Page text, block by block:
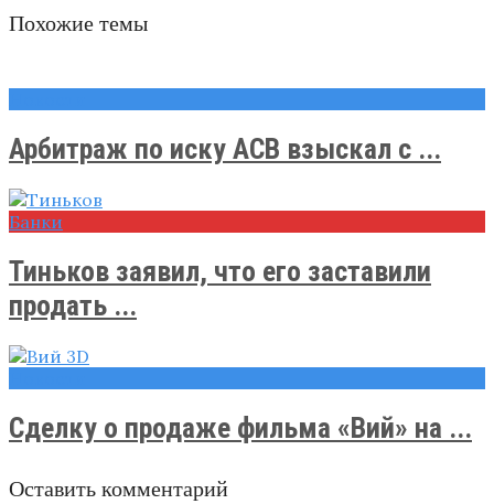
Похожие темы
Арбитраж по иску АСВ взыскал с ...
Банки
Тиньков заявил, что его заставили
продать ...
Сделку о продаже фильма «Вий» на ...
Оставить комментарий